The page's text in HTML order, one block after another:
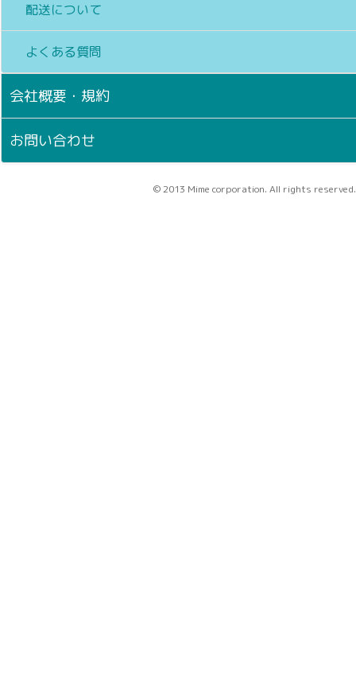
配送について
よくある質問
会社概要・規約
お問い合わせ
© 2013 Mime corporation. All rights reserved.